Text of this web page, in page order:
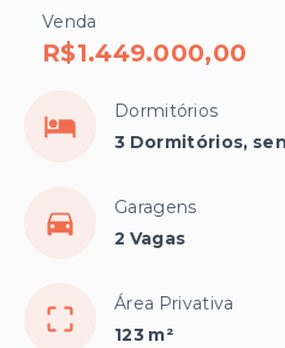
Venda
R$1.449.000,00
Dormitórios
3 Dormitórios,
Garagens
2 Vagas
Área Privativa
123 m²